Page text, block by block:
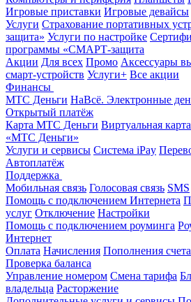
Игровые приставки Игровые девайсы
Услуги Страхование портативных
защита» Услуги по настройке
программы «СМАРТ-защита
Акции Для всех Промо Аксессуары
смарт-устройств Услуги+ Все акции
Финансы
МТС Деньги НаВсё. Электронные
Открытый платёж
Карта МТС Деньги Виртуальная
«МТС Деньги»
Услуги и сервисы Система iPay
Автоплатёж
Поддержка
Мобильная связь Голосовая связь SMS
Помощь с подключением Интернета
услуг Отключение Настройки
Помощь с подключением роуминга
Интернет
Оплата Начисления Пополнения счета
Проверка баланса
Управление номером Смена тарифа
владельца Расторжение